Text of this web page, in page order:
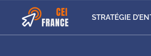
STRATÉGIE